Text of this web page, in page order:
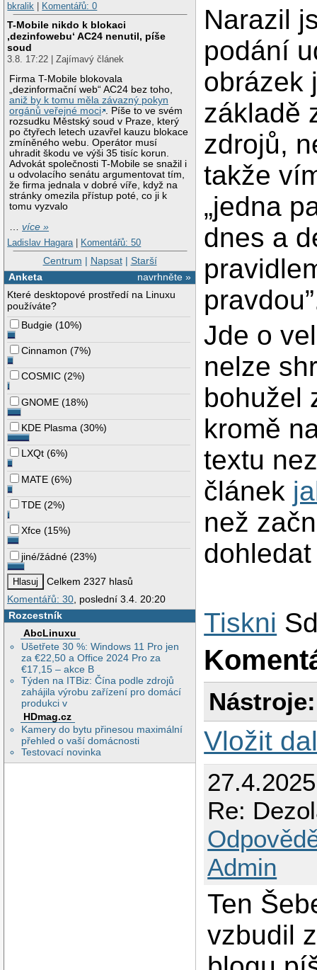
bkralik
Komentářů: 0
T-Mobile nikdo k blokaci
‚dezinfowebu‘ AC24 nenutil, píše
soud
3.8. 17:22 | Zajímavý článek
Firma T-Mobile blokovala
„dezinformační web“ AC24 bez toho,
aniž by k tomu měla závazný pokyn
orgánů veřejné moci . Píše to ve svém
rozsudku Městský soud v Praze, který
po čtyřech letech uzavřel kauzu blokace
zmíněného webu. Operátor musí
uhradit škodu ve výši 35 tisíc korun.
Advokát společnosti T-Mobile se snažil i
u odvolacího senátu argumentovat tím,
že firma jednala v dobré víře, když na
stránky omezila přístup poté, co ji k
tomu vyzvalo
…více »
Ladislav Hagara | Komentářů: 50
Centrum | Napsat| Starší
navrhněte »
Anketa
Které desktopové prostředí na Linuxu
používáte?
Budgie (10%)
Cinnamon (7%)
COSMIC (2%)
GNOME (18%)
KDE Plasma (30%)
LXQt (6%)
MATE (6%)
TDE (2%)
Xfce (15%)
jiné/žádné (23%)
Celkem 2327 hlasů
Komentářů: 30, poslední 3.4. 20:20
Rozcestník
AbcLinuxu
Ušetřete 30 %: Windows 11 Pro jen
za €22,50 a Office 2024 Pro za
€17,15 – akce B
Týden na ITBiz: Čína podle zdrojů
zahájila výrobu zařízení pro domácí
produkci v
HDmag.cz
Kamery do bytu přinesou maximální
přehled o vaší domácnosti
Testovací novinka
Narazil
podání
obrázek
základě
zdrojů,
takže
„jedna
dnes a
Jde o
nelze
bohužel
kromě
textu
článek
než
Tiskni
Nástroje:
Vložit
Re:
Admin
Ten
vzbudil